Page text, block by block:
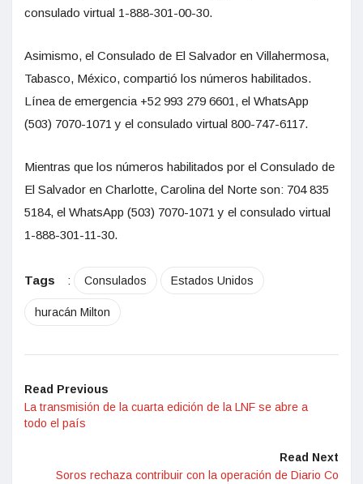
consulado virtual 1-888-301-00-30.
Asimismo, el Consulado de El Salvador en Villahermosa,
Tabasco, México, compartió los números habilitados.
Línea de emergencia +52 993 279 6601, el WhatsApp
(503) 7070-1071 y el consulado virtual 800-747-6117.
Mientras que los números habilitados por el Consulado de
El Salvador en Charlotte, Carolina del Norte son: 704 835
5184, el WhatsApp (503) 7070-1071 y el consulado virtual
1-888-301-11-30.
Tags : Consulados Estados Unidos
huracán Milton
Read Previous
La transmisión de la cuarta edición de la LNF se abre a
todo el país
Read Next
Soros rechaza contribuir con la operación de Diario Co